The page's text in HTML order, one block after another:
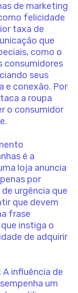
de marketing
felicidade
taxa de
que
como o
consumidores
seus
e conexão. Por
a roupa
o consumidor
é a
loja anuncia
por
urgência que
que devem
frase
instiga o
de adquirir
A influência de
um